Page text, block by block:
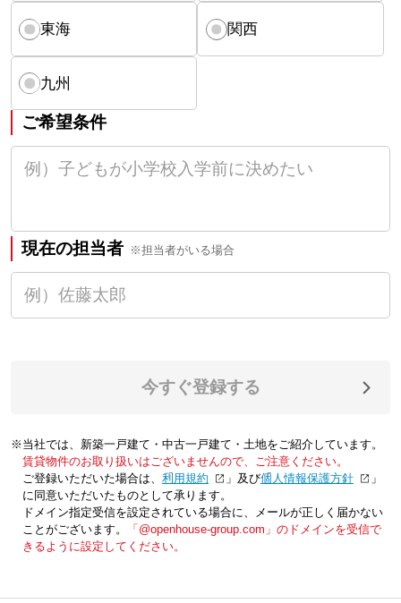
東海 関西
九州
ご希望条件
現在の担当者 ※担当者がいる場合
今すぐ登録する
※当社では、新築一戸建て・中古一戸建て・土地をご紹介しています。
賃貸物件のお取り扱いはございませんので、ご注意ください。
ご登録いただいた場合は、「利用規約 」及び「個人情報保護方針
」
に同意いただいたものとして承ります。
ドメイン指定受信を設定されている場合に、メールが正しく届かない
ことがございます。
「@openhouse-group.com」のドメインを受信で
きるように設定してください。